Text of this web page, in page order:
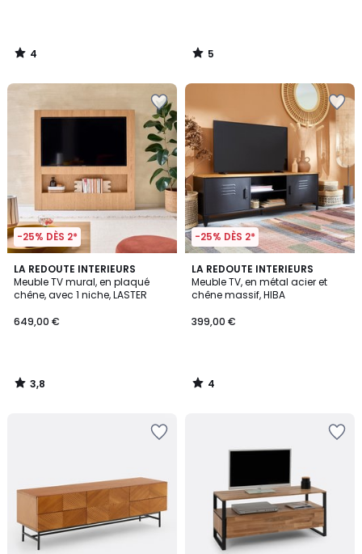
4
/
5
/
-25% DÈS 2*
LA REDOUTE INTERIEURS
Meuble TV mural, en plaqué
chêne, avec 1 niche, LASTER
649,00 €
3,8
/ 5
3,8
/
-25% DÈS 2*
LA REDOUTE INTERIEURS
Meuble TV, en métal acier et
chêne massif, HIBA
399,00 €
4
/
5
4
/